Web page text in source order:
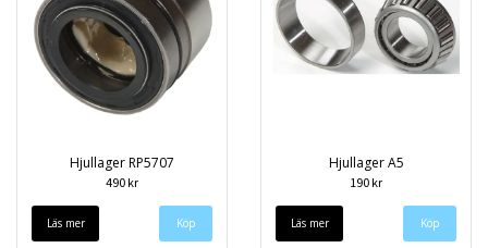
Hjullager RP5707
490 kr
Läs mer
Hjullager A5
190 kr
Läs mer